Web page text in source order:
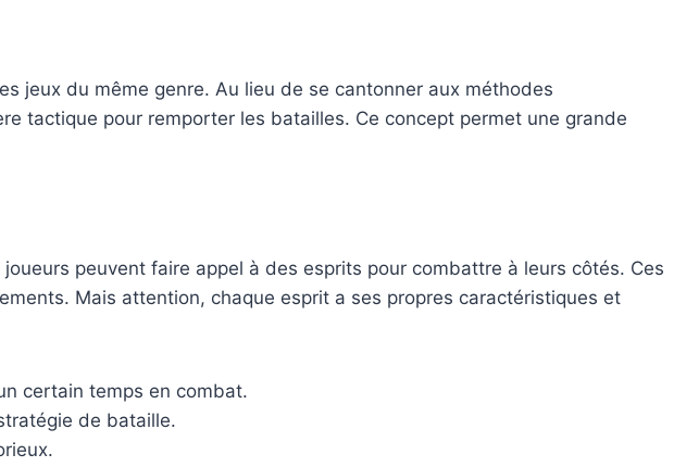
jeux du même genre. Au lieu de se cantonner aux méthodes
tactique pour remporter les batailles. Ce concept permet une grande
peuvent faire appel à des esprits pour combattre à leurs côtés. Ces
Mais attention, chaque esprit a ses propres caractéristiques et
certain temps en combat.
de bataille.